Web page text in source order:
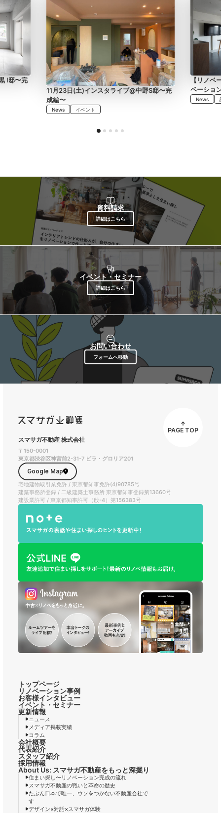
I邸〜完
11月23日(土)インスタライブ@中野S邸〜完
成編〜
News イベント
【リノベ
ベーショ
News
資料請求
詳細はこちら
イベント・セミナー
詳細はこちら
お問い合わせ
フォームへ移動
PAGE TOP
スマサガ不動産 株式会社
〒150-0001
東京都渋谷区神宮前2-31-7 ビラ・グロリア201
Google Map
宅地建物取引業免許 / 東京都知事免許(4)90785号
建築事務所登録 / 二級建築士事務所 東京都知事登録第13660号
建設業許可 / 東京都知事許可（般-4）第156383号
トップページ
リノベーション事例
お客様インタビュー
イベント・セミナー
更新情報
ニュース
メディア掲載実績
コラム
会社概要
代表紹介
スタッフ紹介
採用情報
About Us: スマサガ不動産をもっと深掘り
住まい探し〜リノベーション完成の流れ
スマサガ不動産の戦いと革命の歴史
たぶん日本で唯一、ウソをつかない不動産会社で
す
デザイン×対話×スマサガ体験